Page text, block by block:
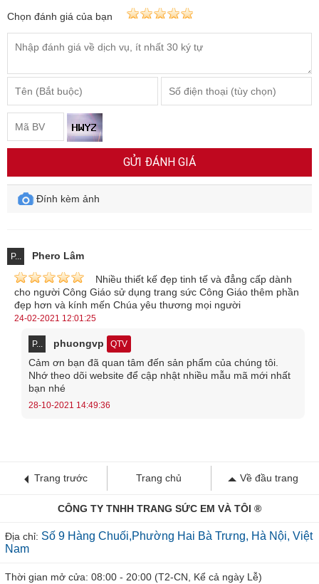
Chọn đánh giá của bạn
GỬI ĐÁNH GIÁ
Đính kèm ảnh
P... Phero Lâm
Nhiều thiết kế đẹp tinh tế và đẳng cấp dành
cho người Công Giáo sử dụng trang sức Công Giáo thêm phần
đẹp hơn và kính mến Chúa yêu thương mọi người
24-02-2021 12:01:25
P... phuongvp QTV
Cảm ơn bạn đã quan tâm đến sản phẩm của chúng tôi.
Nhớ theo dõi website để cập nhật nhiều mẫu mã mới nhất
bạn nhé
28-10-2021 14:49:36
Trang trước Trang chủ Về đầu trang
CÔNG TY TNHH TRANG SỨC EM VÀ TÔI ®
Địa chỉ: Số 9 Hàng Chuối,Phường Hai Bà Trưng, Hà Nội, Việt
Nam
Thời gian mở cửa: 08:00 - 20:00 (T2-CN, Kể cả ngày Lễ)